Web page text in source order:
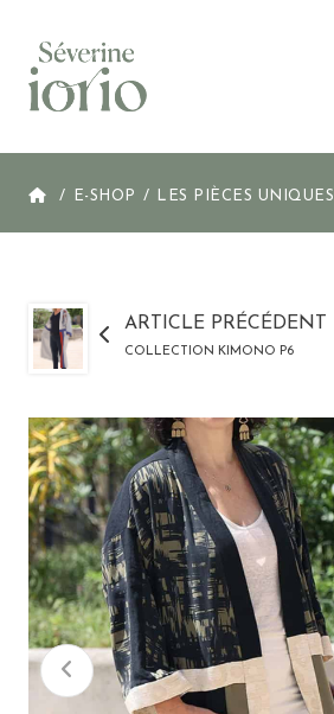
ACCUEILE-SHOP LES PIÈCES UNIQUES
ARTICLE PRÉCÉDENT
COLLECTION KIMONO P6